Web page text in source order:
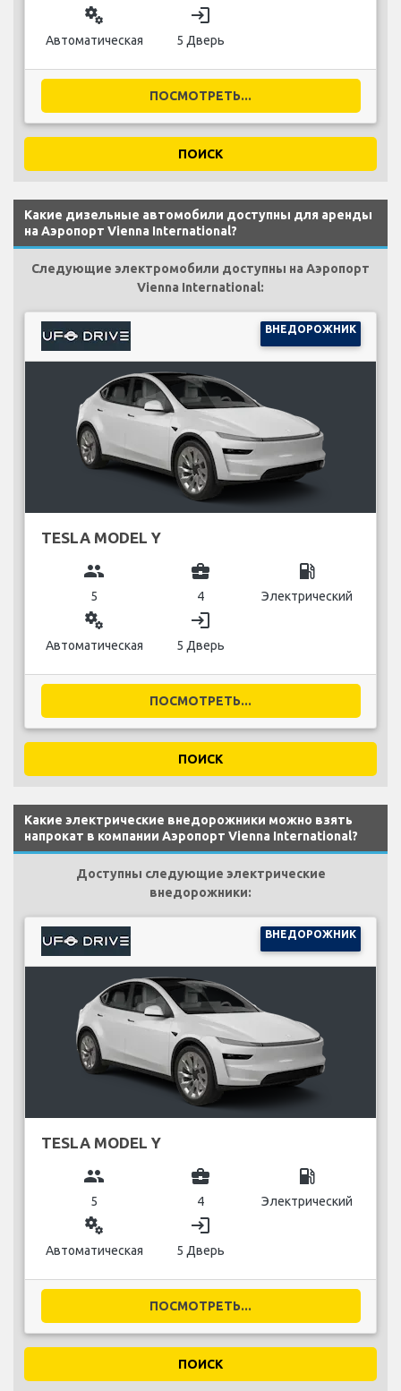
miscellaneous_services
Автоматическая
login
5 Дверь
ПОСМОТРЕТЬ...
ПОИСК
Какие дизельные автомобили доступны для аренды
на Аэропорт Vienna International?
Следующие электромобили доступны на Аэропорт
Vienna International:
ВНЕДОРОЖНИК
TESLA MODEL Y
group
5
business_center
4
local_gas_station
Электрический
miscellaneous_services
Автоматическая
login
5 Дверь
ПОСМОТРЕТЬ...
ПОИСК
Какие электрические внедорожники можно взять
напрокат в компании Аэропорт Vienna International?
Доступны следующие электрические
внедорожники:
ВНЕДОРОЖНИК
TESLA MODEL Y
group
5
business_center
4
local_gas_station
Электрический
miscellaneous_services
Автоматическая
login
5 Дверь
ПОСМОТРЕТЬ...
ПОИСК